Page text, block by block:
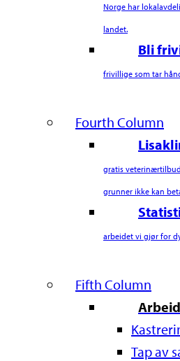
Norge har
landet.
Bli
frivillige som tar
Fourth Column
gratis
grunner ikke kan
arbeidet vi gjør for
Fifth Column
Tap av